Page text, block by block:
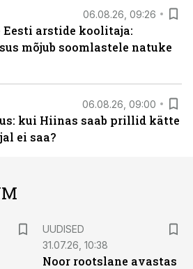
06.08.26, 09:26
Eesti arstide koolitaja:
mõjub soomlastele natuke
06.08.26, 09:00
kui Hiinas saab prillid kätte
ei saa?
UUDISED
31.07.26, 10:38
Noor rootslane avastas